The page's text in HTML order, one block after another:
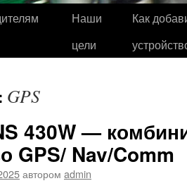
Наши
цели
Как
GPS
430W —
GPS/ Nav/Comm
автором admin